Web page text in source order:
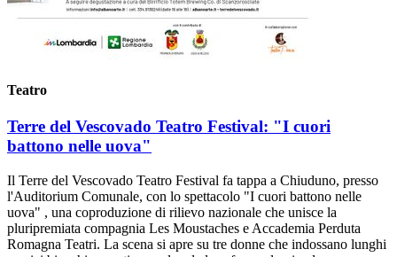
Teatro
Terre del Vescovado Teatro Festival: "I cuori
battono nelle uova"
Il Terre del Vescovado Teatro Festival fa tappa a Chiuduno, presso
l'Auditorium Comunale, con lo spettacolo "I cuori battono nelle
uova" , una coproduzione di rilievo nazionale che unisce la
pluripremiata compagnia Les Moustaches e Accademia Perduta
Romagna Teatri. La scena si apre su tre donne che indossano lunghi